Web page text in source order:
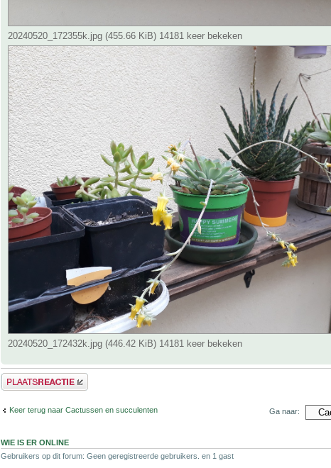
20240520_172355k.jpg (455.66 KiB) 14181 keer bekeken
20240520_172432k.jpg (446.42 KiB) 14181 keer bekeken
Plaats een reactie
Keer terug naar Cactussen en succulenten Ga naar:
WIE IS ER ONLINE
Gebruikers op dit forum: Geen geregistreerde gebruikers. en 1 gast